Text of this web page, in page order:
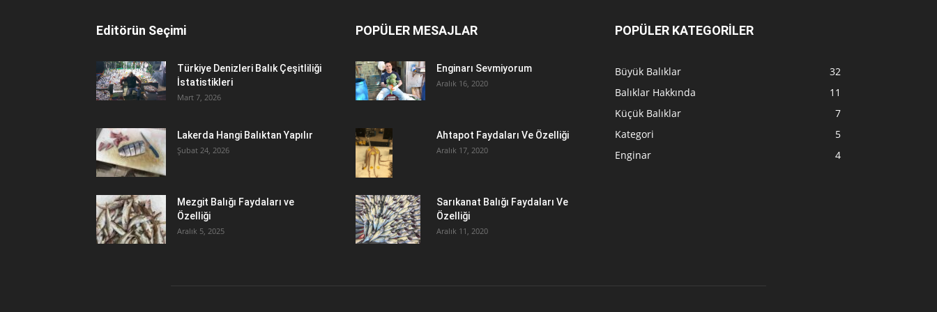
Editörün Seçimi
Türkiye Denizleri Balık Çeşitliliği
İstatistikleri
Mart 7, 2026
Lakerda Hangi Balıktan Yapılır
Şubat 24, 2026
Mezgit Balığı Faydaları ve
Özelliği
Aralık 5, 2025
POPÜLER MESAJLAR
Enginarı Sevmiyorum
Aralık 16, 2020
Ahtapot Faydaları Ve Özelliği
Aralık 17, 2020
Sarıkanat Balığı Faydaları Ve
Özelliği
Aralık 11, 2020
POPÜLER KATEGORİLER
Büyük Balıklar
32
Balıklar Hakkında
11
Küçük Balıklar
7
Kategori
5
Enginar
4